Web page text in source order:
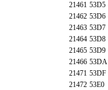
21461 53D5
21462 53D6
21463 53D7
21464 53D8
21465 53D9
21466 53DA
21471 53DF
21472 53E0